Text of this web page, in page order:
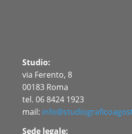
Studio:
via Ferento, 8
00183 Roma
tel. 06 8424 1923
mail:
Sede legale: